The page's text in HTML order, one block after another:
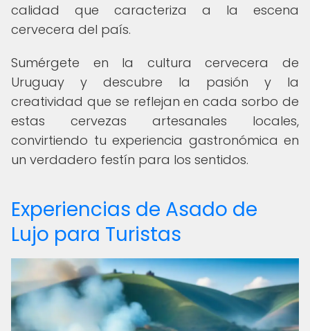
calidad que caracteriza a la escena
cervecera del país.
Sumérgete en la cultura cervecera de
Uruguay y descubre la pasión y la
creatividad que se reflejan en cada sorbo de
estas cervezas artesanales locales,
convirtiendo tu experiencia gastronómica en
un verdadero festín para los sentidos.
Experiencias de Asado de
Lujo para Turistas